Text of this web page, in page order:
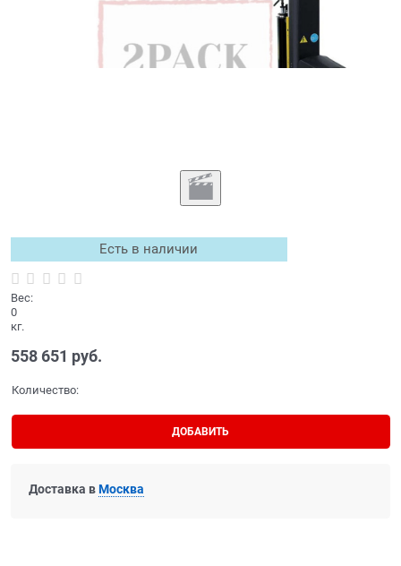
Есть в наличии
Вес:
0
кг.
558 651 руб.
Количество:
ДОБАВИТЬ
Доставка вМосква